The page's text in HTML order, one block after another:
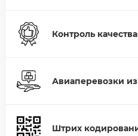
Контроль
Авиаперевозки
Штрих